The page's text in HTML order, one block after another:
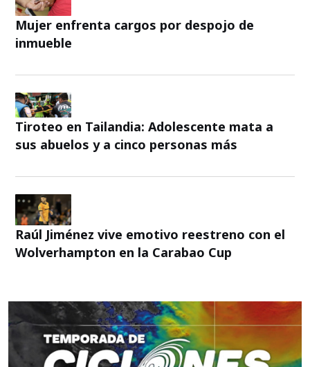
Mujer enfrenta cargos por despojo de
inmueble
Tiroteo en Tailandia: Adolescente mata a
sus abuelos y a cinco personas más
Raúl Jiménez vive emotivo reestreno con el
Wolverhampton en la Carabao Cup